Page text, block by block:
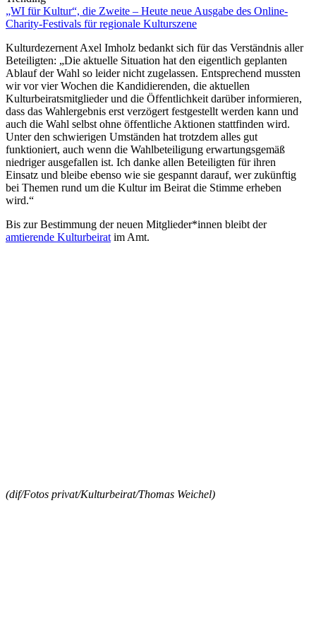
„WI für Kultur“, die Zweite – Heute neue Ausgabe des Online-
Charity-Festivals für regionale Kulturszene
Kulturdezernent Axel Imholz bedankt sich für das Verständnis aller
Beteiligten: „Die aktuelle Situation hat den eigentlich geplanten
Ablauf der Wahl so leider nicht zugelassen. Entsprechend mussten
wir vor vier Wochen die Kandidierenden, die aktuellen
Kulturbeiratsmitglieder und die Öffentlichkeit darüber informieren,
dass das Wahlergebnis erst verzögert festgestellt werden kann und
auch die Wahl selbst ohne öffentliche Aktionen stattfinden wird.
Unter den schwierigen Umständen hat trotzdem alles gut
funktioniert, auch wenn die Wahlbeteiligung erwartungsgemäß
niedriger ausgefallen ist. Ich danke allen Beteiligten für ihren
Einsatz und bleibe ebenso wie sie gespannt darauf, wer zukünftig
bei Themen rund um die Kultur im Beirat die Stimme erheben
wird.“
Bis zur Bestimmung der neuen Mitglieder*innen bleibt der
amtierende Kulturbeirat im Amt.
(dif/Fotos privat/Kulturbeirat/Thomas Weichel)